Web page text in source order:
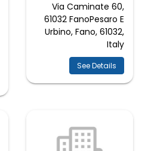
Via Caminate 60,
61032 FanoPesaro E
Urbino, Fano, 61032,
Italy
See Details